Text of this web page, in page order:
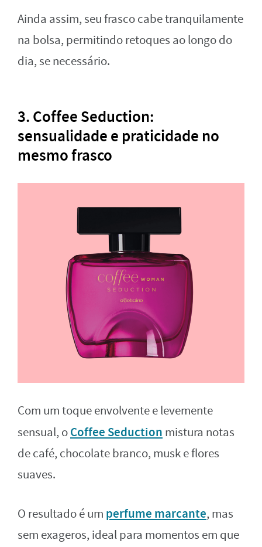
Ainda assim, seu frasco cabe tranquilamente
na bolsa, permitindo retoques ao longo do
dia, se necessário.
3. Coffee Seduction:
sensualidade e praticidade no
mesmo frasco
Com um toque envolvente e levemente
sensual, oCoffee Seduction mistura notas
de café, chocolate branco, musk e flores
suaves.
O resultado é um perfume marcante, mas
sem exageros, ideal para momentos em que